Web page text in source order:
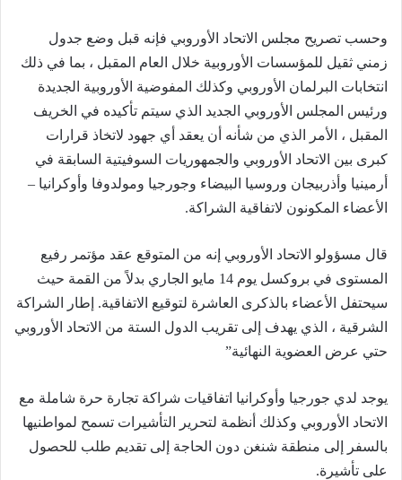
وحسب تصريح مجلس الاتحاد الأوروبي فإنه قبل وضع جدول
زمني ثقيل للمؤسسات الأوروبية خلال العام المقبل ، بما في ذلك
انتخابات البرلمان الأوروبي وكذلك المفوضية الأوروبية الجديدة
ورئيس المجلس الأوروبي الجديد الذي سيتم تأكيده في الخريف
المقبل ، الأمر الذي من شأنه أن يعقد أي جهود لاتخاذ قرارات
كبرى بين الاتحاد الأوروبي والجمهوريات السوفيتية السابقة في
أرمينيا وأذربيجان وروسيا البيضاء وجورجيا ومولدوفا وأوكرانيا –
الأعضاء المكونون لاتفاقية الشراكة.
قال مسؤولو الاتحاد الأوروبي إنه من المتوقع عقد مؤتمر رفيع
المستوى في بروكسل يوم 14 مايو الجاري بدلاً من القمة حيث
سيحتفل الأعضاء بالذكرى العاشرة لتوقيع الاتفاقية. إطار الشراكة
الشرقية ، الذي يهدف إلى تقريب الدول الستة من الاتحاد الأوروبي
حتي عرض العضوية النهائية”
يوجد لدي جورجيا وأوكرانيا اتفاقيات شراكة تجارة حرة شاملة مع
الاتحاد الأوروبي وكذلك أنظمة لتحرير التأشيرات تسمح لمواطنيها
بالسفر إلى منطقة شنغن دون الحاجة إلى تقديم طلب للحصول
على تأشيرة.